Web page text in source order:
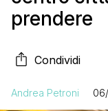
prendere
Condividi
Andrea Petroni